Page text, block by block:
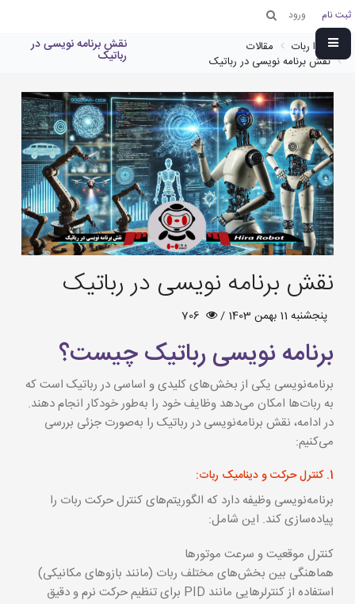
ثبت نام ورود
هیرا ربات
مقالات
نقش برنامه نویسی در رباتیک
نقش برنامه نویسی در
رباتیک
نقش برنامه نویسی در رباتیک
پنجشنبه 11 بهمن 1403 /
برنامه نویسی رباتیک چیست؟
برنامه‌نویسی یکی از بخش‌های کلیدی و اساسی در رباتیک است که
به ربات‌ها امکان می‌دهد وظایف خود را به‌طور خودکار انجام دهند.
در ادامه، نقش برنامه‌نویسی در رباتیک را به‌صورت جزئی بررسی
می‌کنیم:
1. کنترل حرکت و دینامیک ربات:
برنامه‌نویسی وظیفه دارد که الگوریتم‌های کنترل حرکت ربات را
پیاده‌سازی کند. این شامل:
کنترل موقعیت و سرعت موتورها
هماهنگی بین بخش‌های مختلف ربات (مانند بازوهای مکانیکی)
استفاده از کنترلرهایی مانند PID برای تنظیم حرکت نرم و دقیق